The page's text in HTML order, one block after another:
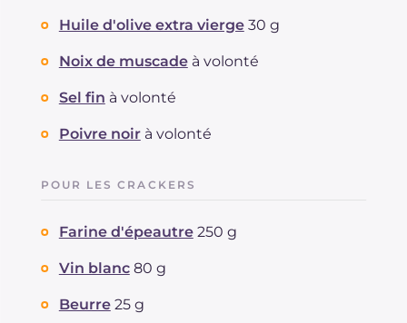
Sodium mg
Huile d'olive extra vierge 30 g
Noix de muscade à volonté
Sel fin à volonté
Poivre noir à volonté
POUR LES CRACKERS
Farine d'épeautre 250 g
Vin blanc 80 g
Beurre 25 g